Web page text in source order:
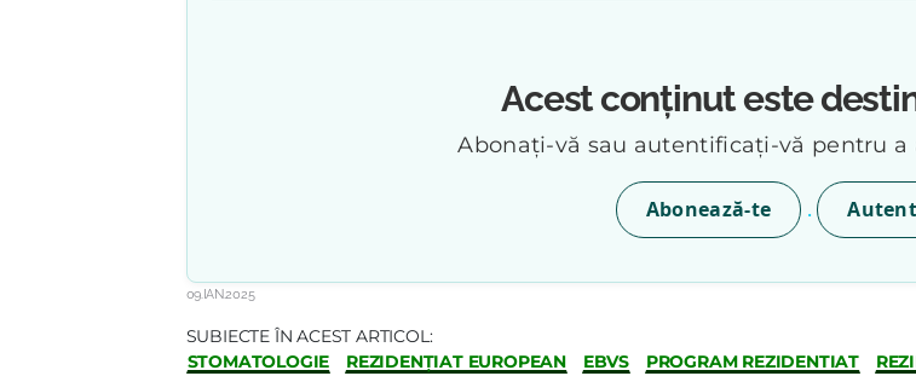
Acest conținut este
Abonați-vă sau autentificați-vă pentru a
Abonează-te .
09.IAN.2025
SUBIECTE ÎN ACEST ARTICOL:
STOMATOLOGIE
REZIDENȚIAT EUROPEAN EBVS PROGRAM REZIDENTIAT